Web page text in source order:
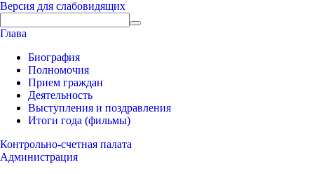
Версия для слабовидящих
Глава
Биография
Полномочия
Прием граждан
Деятельность
Выступления и поздравления
Итоги года (фильмы)
Контрольно-счетная палата
Администрация